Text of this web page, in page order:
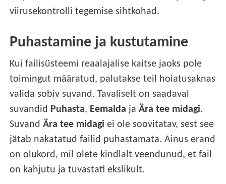
viirusekontrolli tegemise sihtkohad.
Puhastamine ja kustutamine
Kui failisüsteemi reaalajalise kaitse jaoks pole
toimingut määratud, palutakse teil hoiatusaknas
valida sobiv suvand. Tavaliselt on saadaval
suvandid Puhasta, Eemalda jaÄra tee midagi.
SuvandÄra tee midagi ei ole soovitatav, sest see
jätab nakatatud failid puhastamata. Ainus erand
on olukord, mil olete kindlalt veendunud, et fail
on kahjutu ja tuvastati ekslikult.